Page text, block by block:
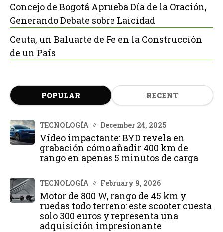
Concejo de Bogotá Aprueba Día de la Oración,
Generando Debate sobre Laicidad
Ceuta, un Baluarte de Fe en la Construcción
de un País
POPULAR RECENT
TECNOLOGÍA December 24, 2025
Vídeo impactante: BYD revela en
grabación cómo añadir 400 km de
rango en apenas 5 minutos de carga
TECNOLOGÍA February 9, 2026
Motor de 800 W, rango de 45 km y
ruedas todo terreno: este scooter cuesta
solo 300 euros y representa una
adquisición impresionante